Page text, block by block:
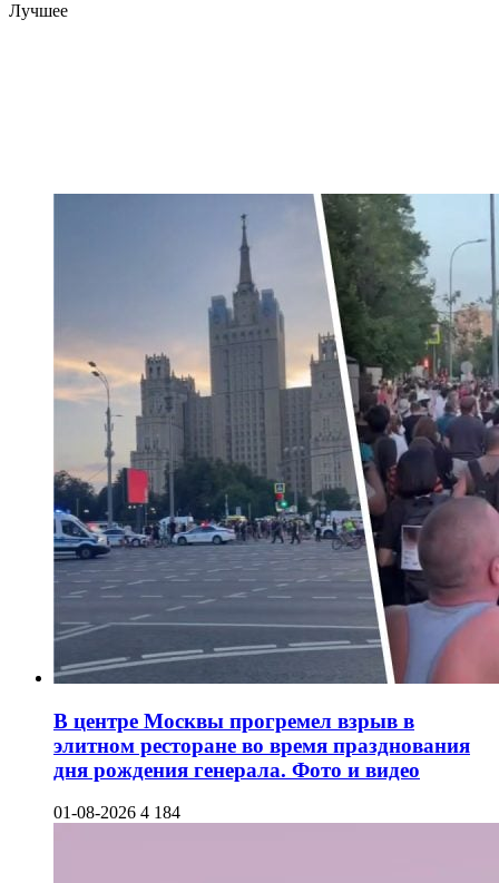
Лучшее
В центре Москвы прогремел взрыв в
элитном ресторане во время празднования
дня рождения генерала. Фото и видео
01-08-2026 4 184